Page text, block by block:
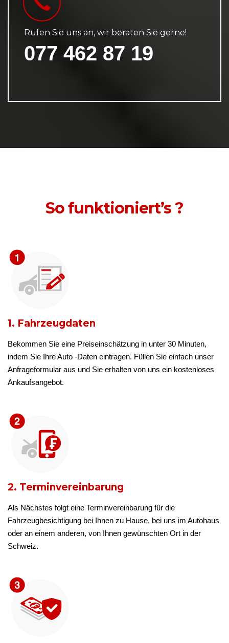
Rufen Sie uns an, wir beraten Sie gerne!
077 462 87 19
So funktioniert’s ?
1. Fahrzeugdaten
Bekommen Sie eine Preiseinschätzung in unter 30 Minuten,
indem Sie Ihre Auto -Daten eintragen. Füllen Sie einfach unser
Anfrageformular aus und Sie erhalten von uns ein kostenloses
Ankaufsangebot.
2. Terminvereinbarung
Als Nächstes folgt eine Terminvereinbarung für die
Fahrzeugbesichtigung bei Ihnen zu Hause, bei uns im Autohaus
oder an einem anderen, von Ihnen gewünschten Ort in der
Schweiz.